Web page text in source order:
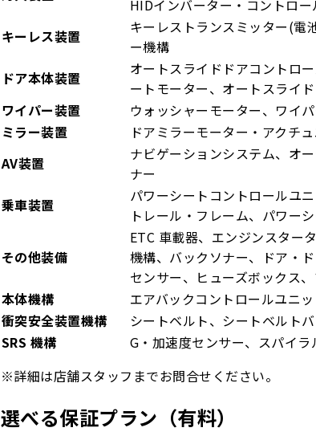
HIDインバーター・コントロ
キーレス装置
キーレストランスミッター(電
ー機構
ドア本体装置
オートスライドドアコントロ
ートモーター、オートスライ
ワイパー装置
ウォッシャーモーター、ワイ
ミラー装置
ドアミラーモーター・アクチ
AV装置
ナビゲーションシステム、オ
ナー
乗車装置
パワーシートコントロールユ
トレール・フレーム、パワー
その他装備
ETC 車載器、エンジンスター
機構、バックソナー、ドア・
センサー、ヒューズボックス
本体機構
エアバックコントロールユニ
衝突安全装置機構
シートベルト、シートベルト
SRS 機構
G・加速度センサー、スパイ
※詳細は店舗スタッフまでお問合せください。
選べる保証プラン（有料）